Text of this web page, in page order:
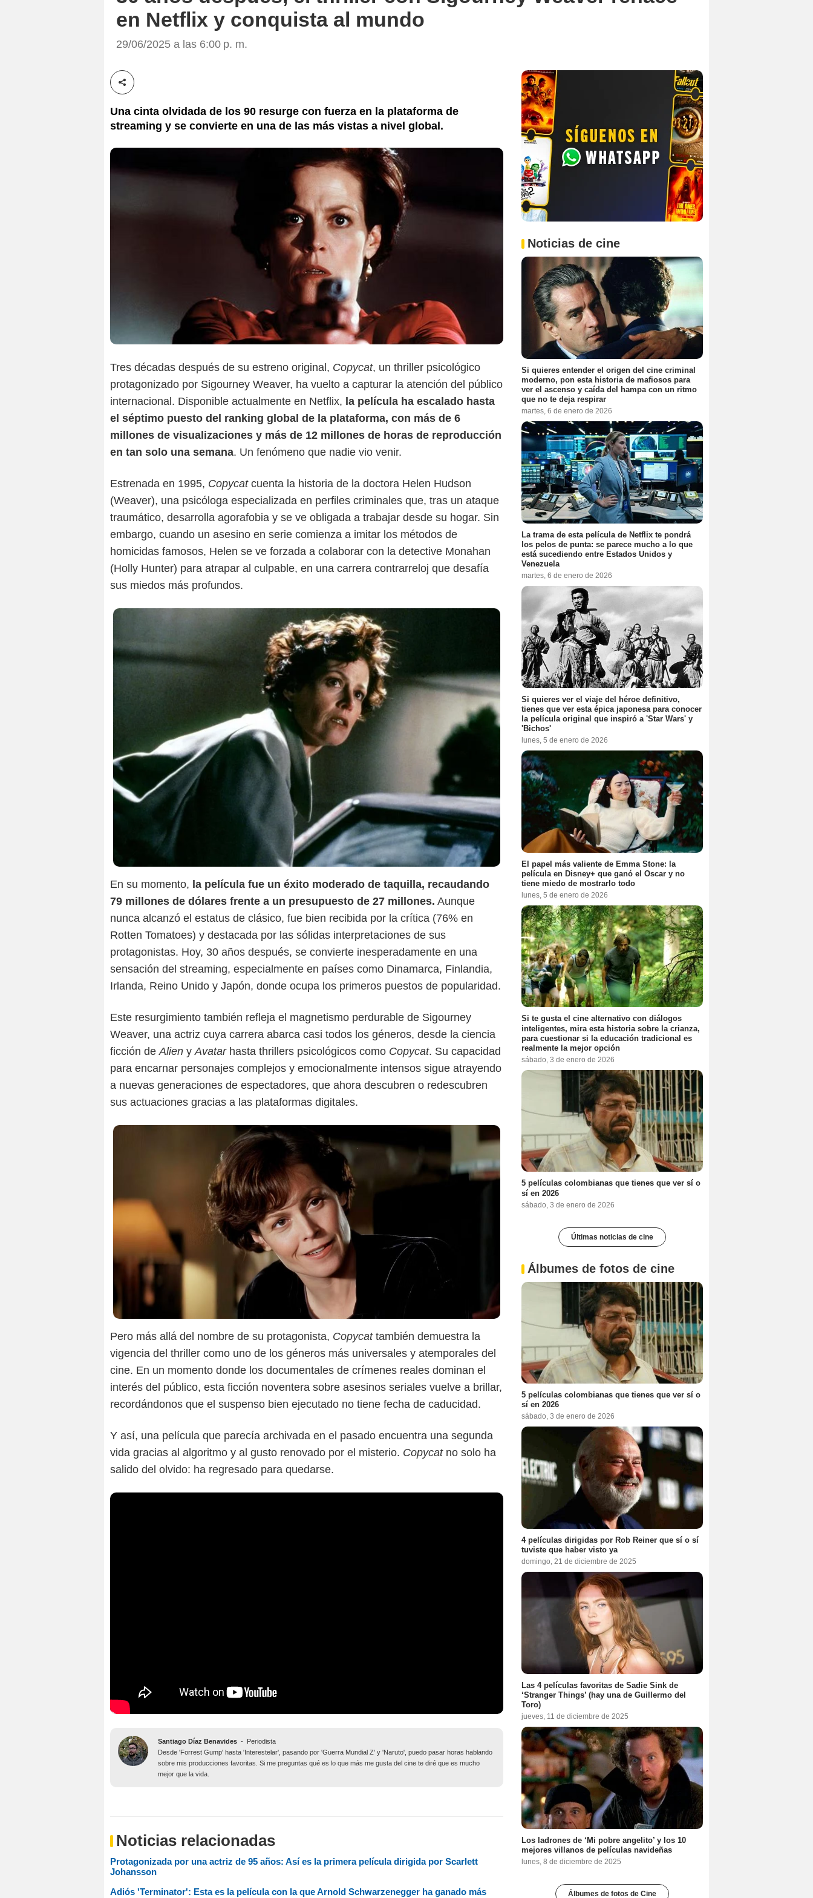
en Netflix y conquista al mundo
29/06/2025 a las 6:00 p. m.
Compartir esta noticia
Una cinta olvidada de los 90 resurge con fuerza en la plataforma de
streaming y se convierte en una de las más vistas a nivel global.
Tres décadas después de su estreno original, Copycat, un thriller psicológico
protagonizado por Sigourney Weaver, ha vuelto a capturar la atención del público
internacional. Disponible actualmente en Netflix, la película ha escalado hasta
el séptimo puesto del ranking global de la plataforma, con más de 6
millones de visualizaciones y más de 12 millones de horas de reproducción
en tan solo una semana. Un fenómeno que nadie vio venir.
Estrenada en 1995, Copycatcuenta la historia de la doctora Helen Hudson
(Weaver), una psicóloga especializada en perfiles criminales que, tras un ataque
traumático, desarrolla agorafobia y se ve obligada a trabajar desde su hogar. Sin
embargo, cuando un asesino en serie comienza a imitar los métodos de
homicidas famosos, Helen se ve forzada a colaborar con la detective Monahan
(Holly Hunter) para atrapar al culpable, en una carrera contrarreloj que desafía
sus miedos más profundos.
En su momento, la película fue un éxito moderado de taquilla, recaudando
79 millones de dólares frente a un presupuesto de 27 millones. Aunque
nunca alcanzó el estatus de clásico, fue bien recibida por la crítica (76% en
Rotten Tomatoes) y destacada por las sólidas interpretaciones de sus
protagonistas. Hoy, 30 años después, se convierte inesperadamente en una
sensación del streaming, especialmente en países como Dinamarca, Finlandia,
Irlanda, Reino Unido y Japón, donde ocupa los primeros puestos de popularidad.
Este resurgimiento también refleja el magnetismo perdurable de Sigourney
Weaver, una actriz cuya carrera abarca casi todos los géneros, desde la ciencia
ficción de Alien y Avatar hasta thrillers psicológicos como Copycat. Su capacidad
para encarnar personajes complejos y emocionalmente intensos sigue atrayendo
a nuevas generaciones de espectadores, que ahora descubren o redescubren
sus actuaciones gracias a las plataformas digitales.
Netflix
Pero más allá del nombre de su protagonista, Copycattambién demuestra la
vigencia del thriller como uno de los géneros más universales y atemporales del
cine. En un momento donde los documentales de crímenes reales dominan el
interés del público, esta ficción noventera sobre asesinos seriales vuelve a brillar,
recordándonos que el suspenso bien ejecutado no tiene fecha de caducidad.
Y así, una película que parecía archivada en el pasado encuentra una segunda
vida gracias al algoritmo y al gusto renovado por el misterio. Copycat no solo ha
salido del olvido: ha regresado para quedarse.
Santiago Díaz Benavides -
Periodista
Desde 'Forrest Gump' hasta 'Interestelar', pasando por 'Guerra Mundial Z' y 'Naruto', puedo pasar horas hablando
sobre mis producciones favoritas. Si me preguntas qué es lo que más me gusta del cine te diré que es mucho
mejor que la vida.
Noticias relacionadas
Protagonizada por una actriz de 95 años: Así es la primera película dirigida por Scarlett
Johansson
Adiós 'Terminator': Esta es la película con la que Arnold Schwarzenegger ha ganado más
Noticias de cine
Si quieres entender el origen del cine criminal
moderno, pon esta historia de mafiosos para
ver el ascenso y caída del hampa con un ritmo
que no te deja respirar
martes, 6 de enero de 2026
La trama de esta película de Netflix te pondrá
los pelos de punta: se parece mucho a lo que
está sucediendo entre Estados Unidos y
Venezuela
martes, 6 de enero de 2026
Si quieres ver el viaje del héroe definitivo,
tienes que ver esta épica japonesa para conocer
la película original que inspiró a 'Star Wars' y
'Bichos'
lunes, 5 de enero de 2026
El papel más valiente de Emma Stone: la
película en Disney+ que ganó el Oscar y no
tiene miedo de mostrarlo todo
lunes, 5 de enero de 2026
Si te gusta el cine alternativo con diálogos
inteligentes, mira esta historia sobre la crianza,
para cuestionar si la educación tradicional es
realmente la mejor opción
sábado, 3 de enero de 2026
5 películas colombianas que tienes que ver sí o
sí en 2026
sábado, 3 de enero de 2026
Últimas noticias de cine
Álbumes de fotos de cine
5 películas colombianas que tienes que ver sí o
sí en 2026
sábado, 3 de enero de 2026
4 películas dirigidas por Rob Reiner que sí o sí
tuviste que haber visto ya
domingo, 21 de diciembre de 2025
Las 4 películas favoritas de Sadie Sink de
‘Stranger Things’ (hay una de Guillermo del
Toro)
jueves, 11 de diciembre de 2025
Los ladrones de ‘Mi pobre angelito’ y los 10
mejores villanos de películas navideñas
lunes, 8 de diciembre de 2025
Álbumes de fotos de Cine